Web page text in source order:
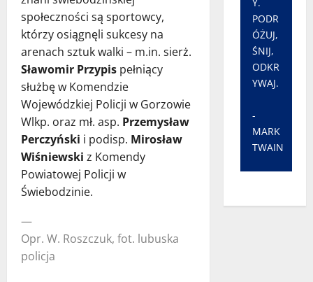
społeczności są sportowcy,
którzy osiągnęli sukcesy na
arenach sztuk walki – m.in. sierż.
Sławomir Przypis pełniący
służbę w Komendzie
Wojewódzkiej Policji w Gorzowie
Wlkp. oraz mł. asp. Przemysław
Perczyński i podisp. Mirosław
Wiśniewski z Komendy
Powiatowej Policji w
Świebodzinie.
—
Opr. W. Roszczuk, fot. lubuska
policja
PODR
ÓŻUJ,
ŚNIJ,
ODKR
YWAJ.
-
MARK
TWAIN